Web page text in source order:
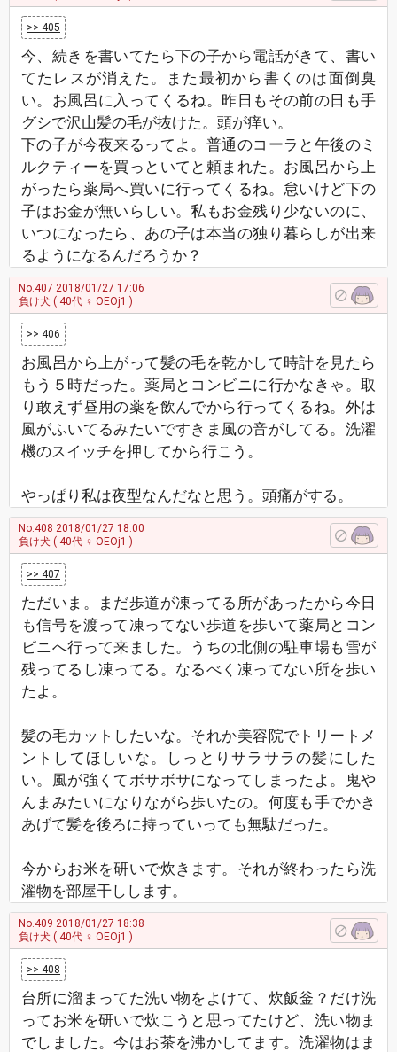
>> 405
今、続きを書いてたら下の子から電話がきて、書い
てたレスが消えた。また最初から書くのは面倒臭
い。お風呂に入ってくるね。昨日もその前の日も手
グシで沢山髪の毛が抜けた。頭が痒い。
下の子が今夜来るってよ。普通のコーラと午後のミ
ルクティーを買っといてと頼まれた。お風呂から上
がったら薬局へ買いに行ってくるね。怠いけど下の
子はお金が無いらしい。私もお金残り少ないのに、
いつになったら、あの子は本当の独り暮らしが出来
るようになるんだろうか？
No.407 2018/01/27 17:06
負け犬 ( 40代 ♀ OEOj1 )
>> 406
お風呂から上がって髪の毛を乾かして時計を見たら
もう５時だった。薬局とコンビニに行かなきゃ。取
り敢えず昼用の薬を飲んでから行ってくるね。外は
風がふいてるみたいですきま風の音がしてる。洗濯
機のスイッチを押してから行こう。
やっぱり私は夜型なんだなと思う。頭痛がする。
No.408 2018/01/27 18:00
負け犬 ( 40代 ♀ OEOj1 )
>> 407
ただいま。まだ歩道が凍ってる所があったから今日
も信号を渡って凍ってない歩道を歩いて薬局とコン
ビニへ行って来ました。うちの北側の駐車場も雪が
残ってるし凍ってる。なるべく凍ってない所を歩い
たよ。
髪の毛カットしたいな。それか美容院でトリートメ
ントしてほしいな。しっとりサラサラの髪にした
い。風が強くてボサボサになってしまったよ。鬼や
んまみたいになりながら歩いたの。何度も手でかき
あげて髪を後ろに持っていっても無駄だった。
今からお米を研いで炊きます。それが終わったら洗
濯物を部屋干しします。
No.409 2018/01/27 18:38
負け犬 ( 40代 ♀ OEOj1 )
>> 408
台所に溜まってた洗い物をよけて、炊飯釡？だけ洗
ってお米を研いで炊こうと思ってたけど、洗い物ま
でしました。今はお茶を沸かしてます。洗濯物はま